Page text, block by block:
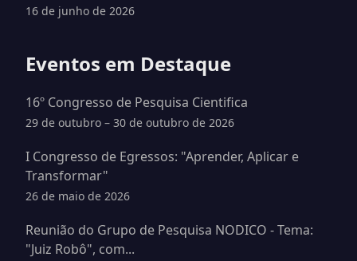
16 de junho de 2026
Eventos em Destaque
16º Congresso de Pesquisa Cientifica
29 de outubro – 30 de outubro de 2026
I Congresso de Egressos: "Aprender, Aplicar e
Transformar"
26 de maio de 2026
Reunião do Grupo de Pesquisa NODICO - Tema:
"Juiz Robô", com...